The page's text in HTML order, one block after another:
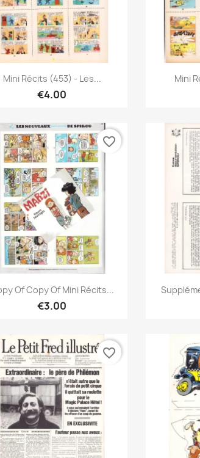
Quick view
Mini Récits (453) - Les...
€4.00
Mini
Quick view
Of Copy Of Mini Récits...
€3.00
favorite_border
favorite_border